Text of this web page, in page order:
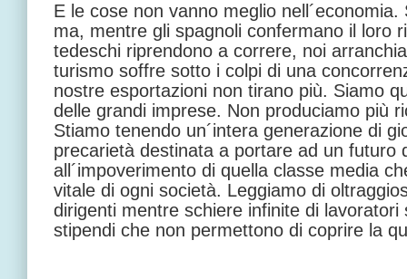
E le cose non vanno meglio nell´economia.
ma, mentre gli spagnoli confermano il loro
tedeschi riprendono a correre, noi
turismo soffre sotto i colpi di una
nostre esportazioni non tirano più. Siamo
delle grandi imprese. Non produciamo più
Stiamo tenendo un´intera generazione di
precarietà destinata a portare ad un futuro
all´impoverimento di quella classe media
vitale di ogni società. Leggiamo di
dirigenti mentre schiere infinite di
stipendi che non permettono di coprire la